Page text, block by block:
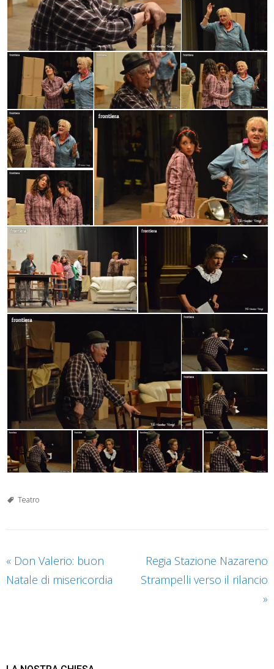
Teatro
« Don Valerio: buon
Natale di misericordia
Regia Stazione Nazareno
Strampelli verso il rilancio
»